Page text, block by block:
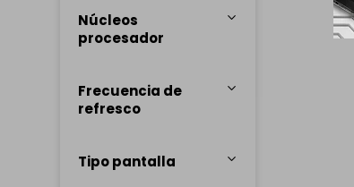
Núcleos
procesador
Frecuencia de
refresco
Tipo pantalla